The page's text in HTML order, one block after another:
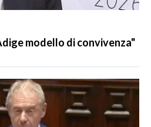
modello di convivenza"